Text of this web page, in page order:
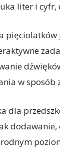
liter i
w sposób
dla
dodawanie,